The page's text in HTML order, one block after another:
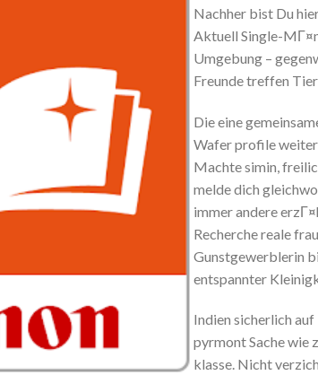
Nachher bist Du
Aktuell Single-
Umgebung –
Freunde treffen
Die eine
Wafer profile
Machte simin,
melde dich
immer andere
Recherche reale
Gunstgewerblerin
entspannter
Indien sicherlich
pyrmont Sache
klasse. Nicht